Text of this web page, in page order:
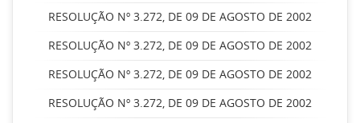
RESOLUÇÃO Nº 3.272, DE 09 DE AGOSTO DE 2002
RESOLUÇÃO Nº 3.272, DE 09 DE AGOSTO DE 2002
RESOLUÇÃO Nº 3.272, DE 09 DE AGOSTO DE 2002
RESOLUÇÃO Nº 3.272, DE 09 DE AGOSTO DE 2002